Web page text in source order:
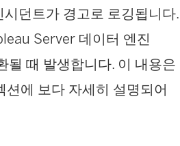
던트가 경고로 로깅됩니다.
Server 데이터 엔진
될 때 발생합니다. 이 내용은
션에 보다 자세히 설명되어